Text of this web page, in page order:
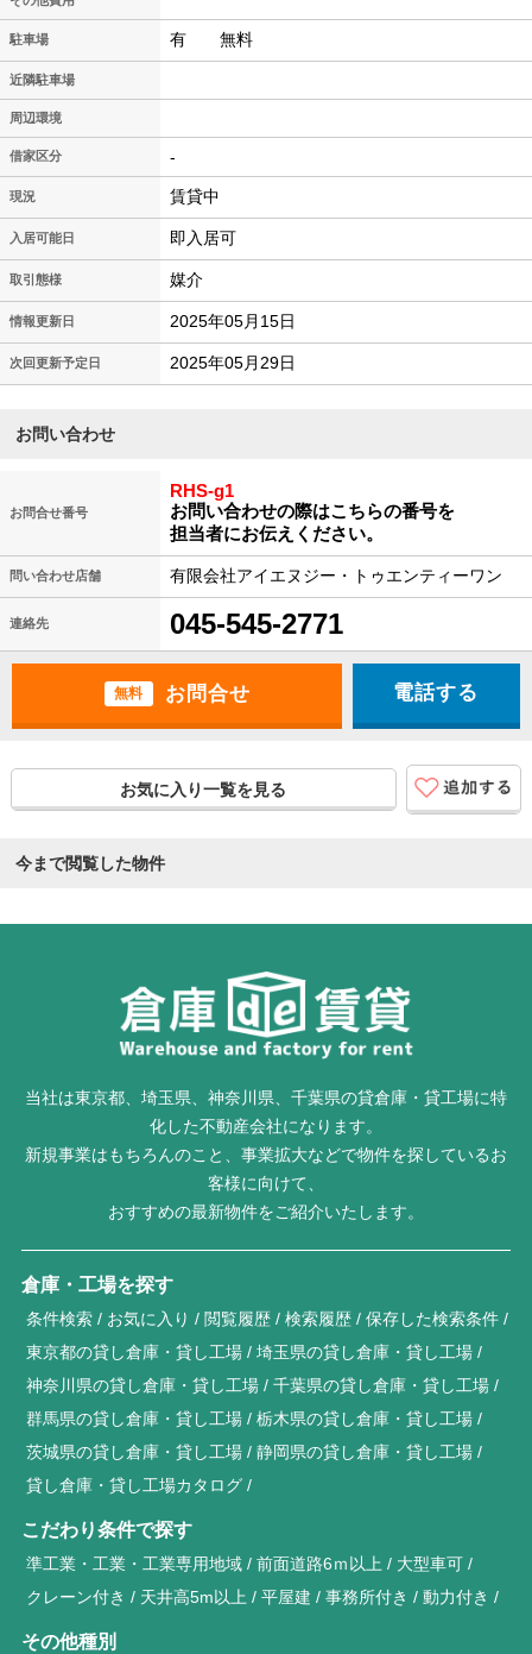
駐車場 有 無料
近隣駐車場
周辺環境
借家区分 -
現況 賃貸中
入居可能日 即入居可
取引態様 媒介
情報更新日 2025年05月15日
次回更新予定日 2025年05月29日
お問い合わせ
お問合せ番号
RHS-g1
お問い合わせの際はこちらの番号を
担当者にお伝えください。
問い合わせ店舗 有限会社アイエヌジー・トゥエンティーワン
連絡先 045-545-2771
無料 電話する
お気に入り一覧を見る
今まで閲覧した物件
当社は東京都、埼玉県、神奈川県、千葉県の貸倉庫・貸工場に特
化した不動産会社になります。
新規事業はもちろんのこと、事業拡大などで物件を探しているお
客様に向けて、
おすすめの最新物件をご紹介いたします。
倉庫・工場を探す
条件検索 お気に入り 閲覧履歴 検索履歴
保存した検索条件
東京都の貸し倉庫・貸し工場
埼玉県の貸し倉庫・貸し工場
神奈川県の貸し倉庫・貸し工場
千葉県の貸し倉庫・貸し工場
群馬県の貸し倉庫・貸し工場
栃木県の貸し倉庫・貸し工場
茨城県の貸し倉庫・貸し工場
静岡県の貸し倉庫・貸し工場
貸し倉庫・貸し工場カタログ
こだわり条件で探す
準工業・工業・工業専用地域 前面道路6ｍ以上
大型車可
クレーン付き
天井高5m以上 平屋建 事務所付き 動力付き
その他種別